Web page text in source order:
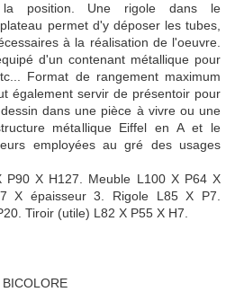
la position. Une rigole dans le
permet d'y déposer les tubes,
à la réalisation de l'oeuvre.
d'un contenant métallique pour
Format de rangement maximum
également servir de présentoir pour
dans une pièce à vivre ou une
métallique Eiffel en A et le
employées au gré des usages
P90 X H127. Meuble L100 X P64 X
X épaisseur 3. Rigole L85 X P7.
Tiroir (utile) L82 X P55 X H7.